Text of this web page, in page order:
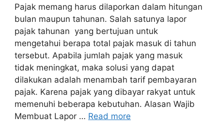
Pajak memang harus dilaporkan dalam hitungan
bulan maupun tahunan. Salah satunya lapor
pajak tahunan yang bertujuan untuk
mengetahui berapa total pajak masuk di tahun
tersebut. Apabila jumlah pajak yang masuk
tidak meningkat, maka solusi yang dapat
dilakukan adalah menambah tarif pembayaran
pajak. Karena pajak yang dibayar rakyat untuk
memenuhi beberapa kebutuhan. Alasan Wajib
Membuat Lapor … Read more